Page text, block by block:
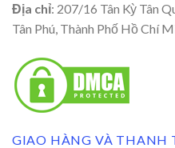
Địa chỉ: 207/16 Tân Kỳ Tân
Tân Phú, Thành Phố Hồ Chí
GIAO HÀNG VÀ THANH